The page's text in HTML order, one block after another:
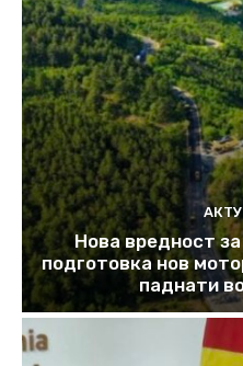
Нова вредност
подготовка нов
паднати